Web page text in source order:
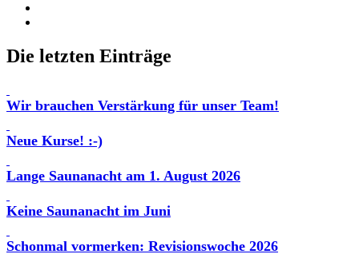
Die letzten Einträge
Wir brauchen Verstärkung für unser Team!
Neue Kurse! :-)
Lange Saunanacht am 1. August 2026
Keine Saunanacht im Juni
Schonmal vormerken: Revisionswoche 2026